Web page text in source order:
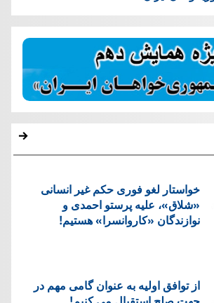
خواستار لغو فوری حکم غیر انسانی
«شلاق»، علیه پرستو احمدی و
نوازندگان «کاروانسرا» هستیم!
از توافق اولیه به عنوان گامی مهم در